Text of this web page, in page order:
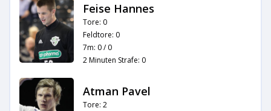
Feise Hannes
Tore: 0
Feldtore: 0
7m: 0 / 0
2 Minuten Strafe: 0
Atman Pavel
Tore: 2